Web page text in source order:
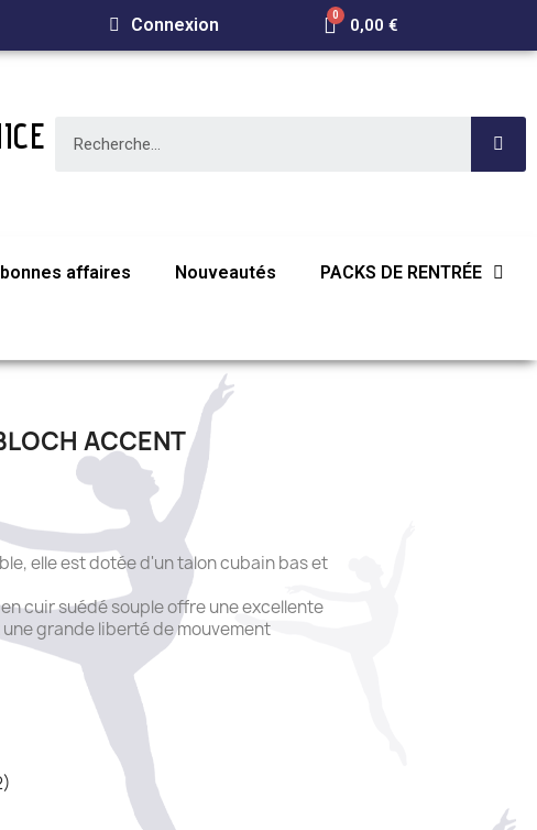
Connexion 0,00 €
affaires Nouveautés PACKS DE RENTRÉE
ACCENT
elle est dotée d'un talon cubain bas et
cuir suédé souple offre une excellente
grande liberté de mouvement